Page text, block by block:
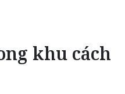
khu cách